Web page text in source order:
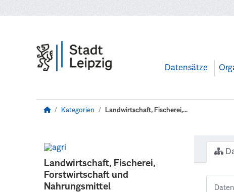
Datensätze
Kategorien Landwirtschaft, Fischerei,...
Landwirtschaft, Fischerei,
Forstwirtschaft und
Nahrungsmittel